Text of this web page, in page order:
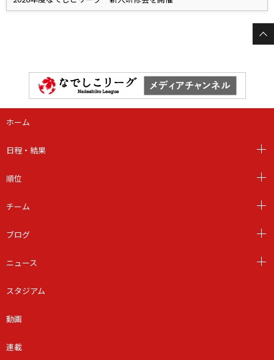
ホーム
日程・結果
順位
チーム
ブログ
ニュース
スタジアム
動画
連載